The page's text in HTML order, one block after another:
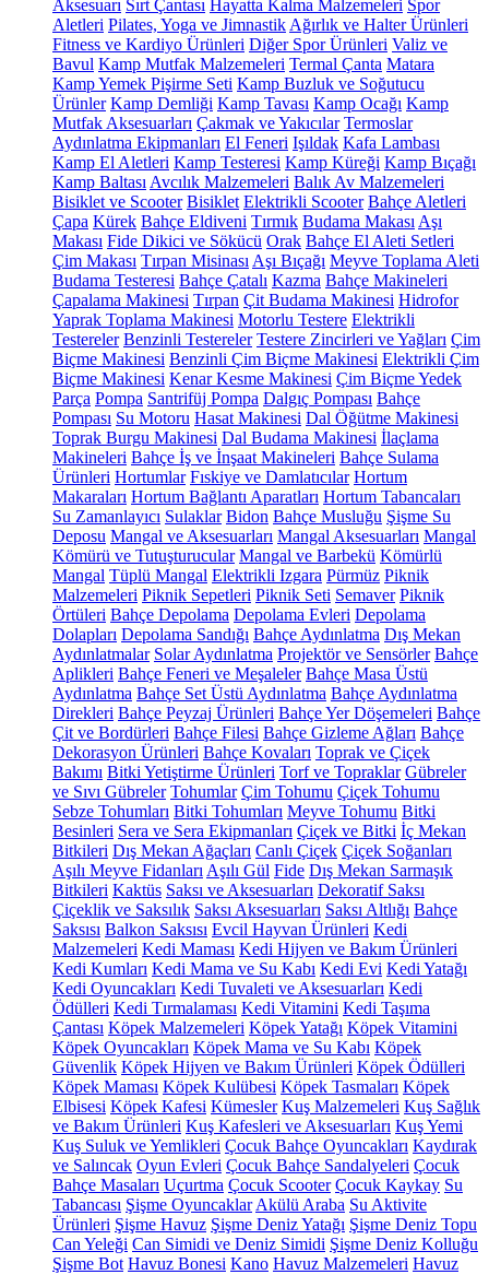
Aksesuarı Sırt Çantası Hayatta Kalma Malzemeleri Spor
Aletleri Pilates, Yoga ve Jimnastik Ağırlık ve Halter Ürünleri
Fitness ve Kardiyo Ürünleri Diğer Spor Ürünleri Valiz ve
Bavul Kamp Mutfak Malzemeleri Termal Çanta Matara
Kamp Yemek Pişirme Seti Kamp Buzluk ve Soğutucu
Ürünler Kamp Demliği Kamp Tavası Kamp Ocağı Kamp
Mutfak Aksesuarları Çakmak ve Yakıcılar Termoslar
Aydınlatma Ekipmanları El Feneri Işıldak Kafa Lambası
Kamp El Aletleri Kamp Testeresi Kamp Küreği Kamp Bıçağı
Kamp Baltası Avcılık Malzemeleri Balık Av Malzemeleri
Bisiklet ve Scooter Bisiklet Elektrikli Scooter Bahçe Aletleri
Çapa Kürek Bahçe Eldiveni Tırmık Budama Makası Aşı
Makası Fide Dikici ve Sökücü Orak Bahçe El Aleti Setleri
Çim Makası Tırpan Misinası Aşı Bıçağı Meyve Toplama Aleti
Budama Testeresi Bahçe Çatalı Kazma Bahçe Makineleri
Çapalama Makinesi Tırpan Çit Budama Makinesi Hidrofor
Yaprak Toplama Makinesi Motorlu Testere Elektrikli
Testereler Benzinli Testereler Testere Zincirleri ve Yağları Çim
Biçme Makinesi Benzinli Çim Biçme Makinesi Elektrikli Çim
Biçme Makinesi Kenar Kesme Makinesi Çim Biçme Yedek
Parça Pompa Santrifüj Pompa Dalgıç Pompası Bahçe
Pompası Su Motoru Hasat Makinesi Dal Öğütme Makinesi
Toprak Burgu Makinesi Dal Budama Makinesi İlaçlama
Makineleri Bahçe İş ve İnşaat Makineleri Bahçe Sulama
Ürünleri Hortumlar Fıskiye ve Damlatıcılar Hortum
Makaraları Hortum Bağlantı Aparatları Hortum Tabancaları
Su Zamanlayıcı Sulaklar Bidon Bahçe Musluğu Şişme Su
Deposu Mangal ve Aksesuarları Mangal Aksesuarları Mangal
Kömürü ve Tutuşturucular Mangal ve Barbekü Kömürlü
Mangal Tüplü Mangal Elektrikli Izgara Pürmüz Piknik
Malzemeleri Piknik Sepetleri Piknik Seti Semaver Piknik
Örtüleri Bahçe Depolama Depolama Evleri Depolama
Dolapları Depolama Sandığı Bahçe Aydınlatma Dış Mekan
Aydınlatmalar Solar Aydınlatma Projektör ve Sensörler Bahçe
Aplikleri Bahçe Feneri ve Meşaleler Bahçe Masa Üstü
Aydınlatma Bahçe Set Üstü Aydınlatma Bahçe Aydınlatma
Direkleri Bahçe Peyzaj Ürünleri Bahçe Yer Döşemeleri Bahçe
Çit ve Bordürleri Bahçe Filesi Bahçe Gizleme Ağları Bahçe
Dekorasyon Ürünleri Bahçe Kovaları Toprak ve Çiçek
Bakımı Bitki Yetiştirme Ürünleri Torf ve Topraklar Gübreler
ve Sıvı Gübreler Tohumlar Çim Tohumu Çiçek Tohumu
Sebze Tohumları Bitki Tohumları Meyve Tohumu Bitki
Besinleri Sera ve Sera Ekipmanları Çiçek ve Bitki İç Mekan
Bitkileri Dış Mekan Ağaçları Canlı Çiçek Çiçek Soğanları
Aşılı Meyve Fidanları Aşılı Gül Fide Dış Mekan Sarmaşık
Bitkileri Kaktüs Saksı ve Aksesuarları Dekoratif Saksı
Çiçeklik ve Saksılık Saksı Aksesuarları Saksı Altlığı Bahçe
Saksısı Balkon Saksısı Evcil Hayvan Ürünleri Kedi
Malzemeleri Kedi Maması Kedi Hijyen ve Bakım Ürünleri
Kedi Kumları Kedi Mama ve Su Kabı Kedi Evi Kedi Yatağı
Kedi Oyuncakları Kedi Tuvaleti ve Aksesuarları Kedi
Ödülleri Kedi Tırmalaması Kedi Vitamini Kedi Taşıma
Çantası Köpek Malzemeleri Köpek Yatağı Köpek Vitamini
Köpek Oyuncakları Köpek Mama ve Su Kabı Köpek
Güvenlik Köpek Hijyen ve Bakım Ürünleri Köpek Ödülleri
Köpek Maması Köpek Kulübesi Köpek Tasmaları Köpek
Elbisesi Köpek Kafesi Kümesler Kuş Malzemeleri Kuş Sağlık
ve Bakım Ürünleri Kuş Kafesleri ve Aksesuarları Kuş Yemi
Kuş Suluk ve Yemlikleri Çocuk Bahçe Oyuncakları Kaydırak
ve Salıncak Oyun Evleri Çocuk Bahçe Sandalyeleri Çocuk
Bahçe Masaları Uçurtma Çocuk Scooter Çocuk Kaykay Su
Tabancası Şişme Oyuncaklar Akülü Araba Su Aktivite
Ürünleri Şişme Havuz Şişme Deniz Yatağı Şişme Deniz Topu
Can Yeleği Can Simidi ve Deniz Simidi Şişme Deniz Kolluğu
Şişme Bot Havuz Bonesi Kano Havuz Malzemeleri Havuz